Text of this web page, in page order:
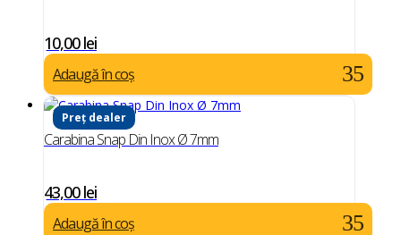
10,00lei
Adaugă în coș
Preț dealer
Carabina Snap Din Inox Ø 7mm
43,00lei
Adaugă în coș